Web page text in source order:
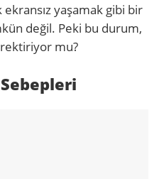
ekransız yaşamak gibi bir
değil. Peki bu durum,
mu?
Sebepleri